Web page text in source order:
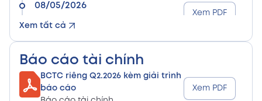
Xem tất cả
08/05/2026
8:15 PM
Xem PDF
8:15 PM
CBTT Điều lệ Công ty sửa đổi bổ sung (Vn)
08/05/2026
Báo cáo tài chính
BCTC riêng Q2.2026 kèm giải trình
báo cáo
Xem PDF